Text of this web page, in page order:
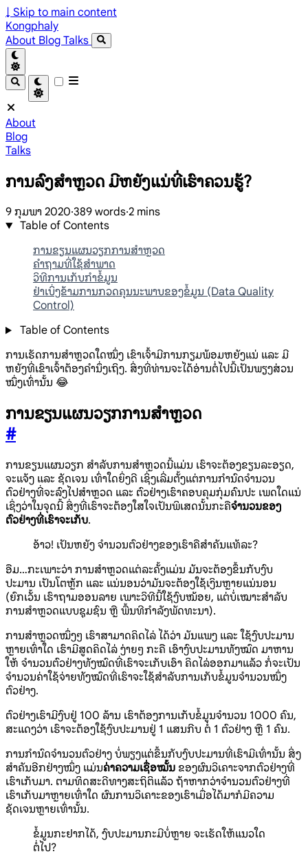
↓ Skip to main content
Kongphaly
About Blog Talks
About
Blog
Talks
ການລົງສໍາຫຼວດ ມີຫຍັງແນ່ທີ່ເຮົາຄວນຮູ້?
9 ກຸມພາ 2020·389 words·2 mins
Table of Contents
ການຂຽນແຜນວຽກການສໍາຫຼວດ
ຄໍາຖາມທີ່ໃຊ້ສໍາພາດ
ວິທີການເກັບກໍາຂໍ້ມູນ
ຢ່າເບິ່ງຂ້າມການກວດຄຸນນະພາບຂອງຂໍ້ມູນ (Data Quality
Control)
Table of Contents
ການເຮັດການສໍາຫຼວດໃດໜຶ່ງ ເຂົາເຈົ້າມີການກຽມພ້ອມຫຍັງແນ່ ແລະ ມີ
ຫຍັງທີ່ເຂົາເຈົ້າຕ້ອງຄໍານຶ່ງເຖິງ. ສິ່ງທີ່ທ່ານຈະໄດ້ອ່ານຕໍ່ໄປນີ້ເປັນພຽງສ່ວນ
ໜຶ່ງເທົ່ານັ້ນ 😂
ການຂຽນແຜນວຽກການສໍາຫຼວດ
#
ການຂຽນແຜນວຽກ ສໍາລັບການສໍາຫຼວດນີ້ແມ່ນ ເຮົາຈະຕ້ອງຂຽນລະອຽດ,
ຈະແຈ້ງ ແລະ ຊັດເຈນ ເທົ່າໃດຍິ່ງດີ ເຊິ່ງເລີ່ມຕັ້ງແຕ່ການກໍານົດຈໍານວນ
ຕົວຢ່າງທີ່ຈະລົງໄປສໍາຫຼວດ ແລະ ຕົວຢ່າງເຮົາຄອບຄຸມກຸ່ມຄົນປະ ເພດໃດແນ່
ເຊິ່ງວ່າໃນຈຸດນີ້ ສິ່ງທີ່ເຮົາຈະຕ້ອງໃສໃຈເປັນພິເສດນັ້ນກະຄືຈໍານວນຂອງ
ຕົວຢ່າງທີ່ເຮົາຈະເກັບ.
ອ້າວ! ເປັນຫຍັງ ຈໍານວນຕົວຢ່າງຂອງເຮົາຄືສໍາຄັນແທ້ລະ?
ອືມ…ກະເພາະວ່າ ການສໍາຫຼວດແຕ່ລະຄັ້ງແມ່ນ ມັນຈະຕ້ອງຂຶ້ນກັບງົບ
ປະມານ ເປັນໂຕຫຼັກ ແລະ ແນ່ນອນວ່າມັນຈະຕ້ອງໃຊ້ເງິນຫຼາຍແນ່ນອນ
(ຍົກເວັ້ນ ເຮົາຖາມອອນລາຍ ເພາະວິທີນີ້ໃຊ້ງົບໜ້ອຍ, ແຕ່ບໍ່ເໝາະສໍາລັບ
ການສໍາຫຼວດແບບຊຸມຊົນ ຫຼື ພື້ນທີກໍາລັງພັດທະນາ).
ການສໍາຫຼວດໜຶ່ງໆ ເຮົາສາມາດຄິດໄລ່ ໄດ້ວ່າ ມັນແພງ ແລະ ໃຊ້ງົບປະມານ
ຫຼາຍເທົ່າໃດ ເຮົາມີສູດຄິດໄລ່ ງ່າຍໆ ກະຄື ເອົາງົບປະມານທັງໝົດ ມາຫານ
ໃຫ້ ຈໍານວນຕົວຢ່າງທັງໝົດທີ່ເຮົາຈະເກັບເອົາ ຄິດໄລ່ອອກມາແລ້ວ ກໍ່ຈະເປັນ
ຈໍານວນຄ່າໃຊ້ຈ່າຍທັງໝົດທີ່ເຮົາຈະໃຊ້ສໍາລັບການເກັບຂໍ້ມູນຈໍານວນໜຶ່ງ
ຕົວຢ່າງ.
ຕົວຢ່າງເຮົາມີງົບຢູ່ 100 ລ້ານ ເຮົາຕ້ອງການເກັບຂໍ້ມູນຈໍານວນ 1000 ຄົນ,
ສະແດງວ່າ ເຮົາຈະຕ້ອງໃຊ້ງົບປະມານຢູ່ 1 ແສນກີບ ຕໍ່ 1 ຕົວຢ່າງ ຫຼື 1 ຄົນ.
ການກໍານົດຈໍານວນຕົວຢ່າງ ບໍ່ພຽງແຕ່ຂຶ້ນກັບງົບປະມານທີ່ເຮົາມີເທົ່ານັ້ນ ສິ່ງ
ສໍາຄັນອີກຢ່າງໜຶ່ງ ແມ່ນຄ່າຄວາມເຊື່ອໝັ້ນ ຂອງຜົນວິເຄາະຈາກຕົວຢ່າງທີ່
ເຮົາເກັບມາ. ຕາມທິດສະດີທາງສະຖິຕິແລ້ວ ຖ້າຫາກວ່າຈໍານວນຕົວຢ່າງທີ່
ເຮົາເກັບມາຫຼາຍເທົ່າໃດ ຜົນການວິເຄາະຂອງເຮົາເມື່ອໄດ້ມາກໍມີຄວາມ
ຊັດເຈນຫຼາຍເທົ່ານັ້ນ.
ຂໍ້ມູນກະຢາກໄດ້, ງົບປະມານກະມີບໍ່ຫຼາຍ ຈະເຮັດໃຫ້ແນວໃດ
ຕໍ່ໄປ?